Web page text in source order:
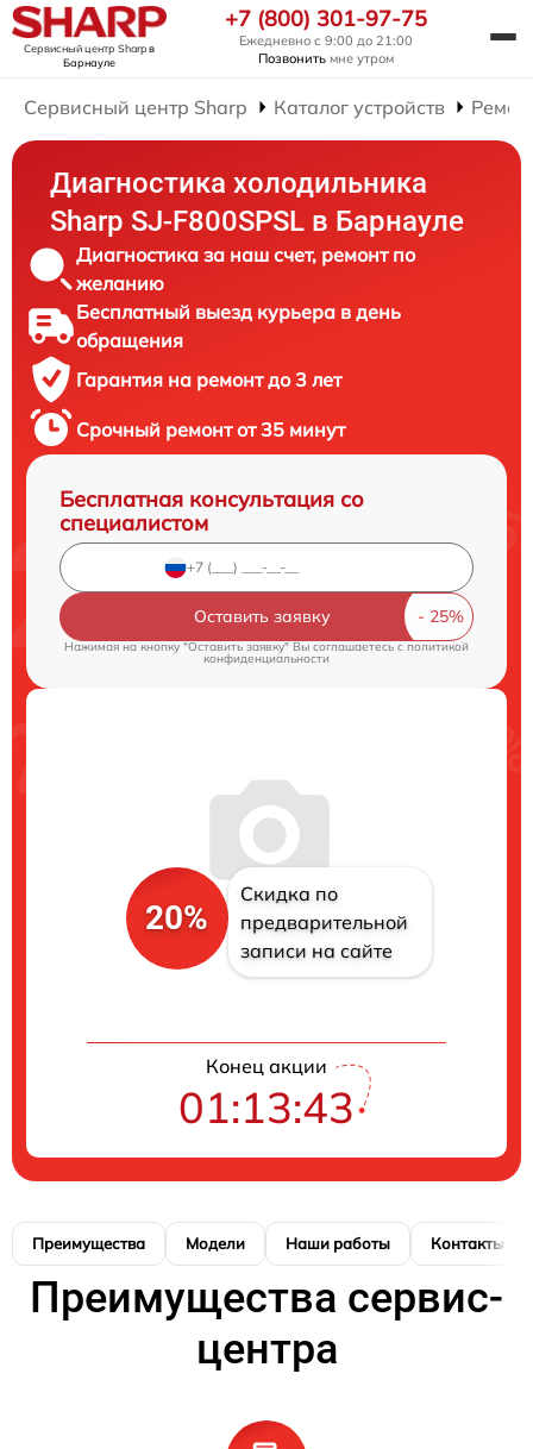
Сервисный центр Sharpв
Барнауле
+7 (800) 301-97-75
Ежедневно с 9:00 до 21:00
Позвонить мне утром
Сервисный центр Sharp Каталог устройств
Диагностика холодильника
Sharp SJ-F800SPSL в Барнауле
Диагностика за наш счет, ремонт по
желанию
Бесплатный выезд курьера в день
обращения
Гарантия на ремонт до 3 лет
Срочный ремонт от 35 минут
Бесплатная консультация со
специалистом
Оставить заявку
Нажимая на кнопку "Оставить заявку" Вы соглашаетесь cполитикой
конфиденциальности
20%
Скидка по
предварительной
записи на сайте
Конец акции
01:13:43
Преимущества Модели Наши работы Контакты
Преимущества сервис-
центра